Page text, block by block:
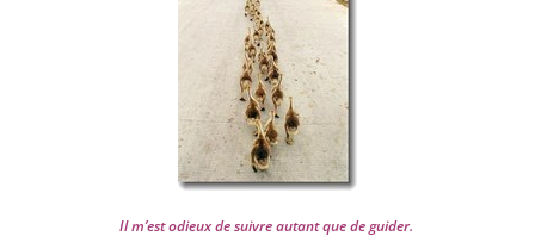
Il m’est odieux de suivre autant que de gui­der.